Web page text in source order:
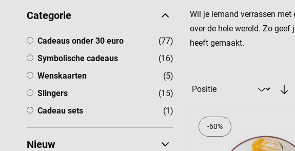
Categorie
Cadeaus onder 30 euro
Cadeaus onder 30 euro (77) producten
Symbolische cadeaus
Symbolische cadeaus (16)
Wenskaarten
Wenskaarten (5)
Slingers
Slingers (15) producten
Cadeau sets
Cadeau sets (1) product
Nieuw
Wil je iemand verrassen
over de hele wereld. Zo
heeft gemaakt.
-60%